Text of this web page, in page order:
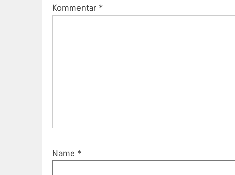
Kommentar *
Name *